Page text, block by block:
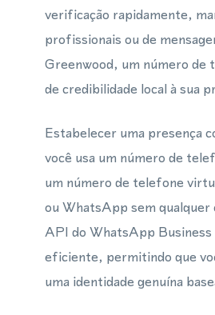
verificação rapidamente,
profissionais ou de
Greenwood, um número de
de credibilidade local à sua
Estabelecer uma presença
você usa um número de
um número de telefone
ou WhatsApp sem qualquer
API do WhatsApp Business
eficiente, permitindo que
uma identidade genuína